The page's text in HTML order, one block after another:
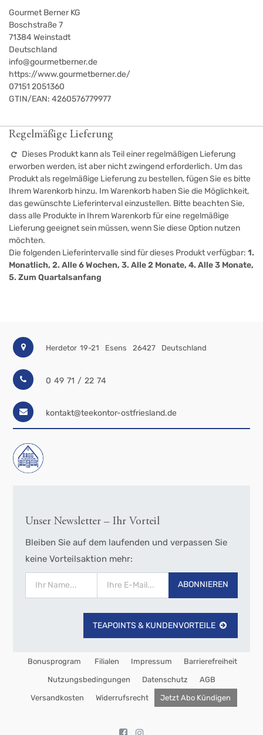
Gourmet Berner KG
Boschstraße 7
71384 Weinstadt
Deutschland
info@gourmetberner.de
https://www.gourmetberner.de/
07151 2051360
GTIN/EAN: 4260576779977
Regelmäßige Lieferung
Dieses Produkt kann als Teil einer regelmäßigen Lieferung
erworben werden, ist aber nicht zwingend erforderlich. Um das
Produkt als regelmäßige Lieferung zu bestellen, fügen Sie es bitte
Ihrem Warenkorb hinzu. Im Warenkorb haben Sie die Möglichkeit,
das gewünschte Lieferinterval einzustellen. Bitte beachten Sie,
dass alle Produkte in Ihrem Warenkorb für eine regelmäßige
Lieferung geeignet sein müssen, wenn Sie diese Option nutzen
möchten.
Die folgenden Lieferintervalle sind für dieses Produkt verfügbar: 1.
Monatlich, 2. Alle 6 Wochen, 3. Alle 2 Monate, 4. Alle 3 Monate,
5. Zum Quartalsanfang
Herdetor 19-21 Esens 26427 Deutschland
0 49 71 / 22 74
kontakt@teekontor-ostfriesland.de
Unser Newsletter – Ihr Vorteil
Bleiben Sie auf dem laufenden und verpassen Sie
keine Vorteilsaktion mehr:
ABONNIEREN
TEAPOINTS & KUNDENVORTEILE
Bonusprogram Filialen Impressum Barrierefreiheit
Nutzungsbedingungen Datenschutz AGB
Versandkosten Widerrufsrecht Jetzt Abo Kündigen